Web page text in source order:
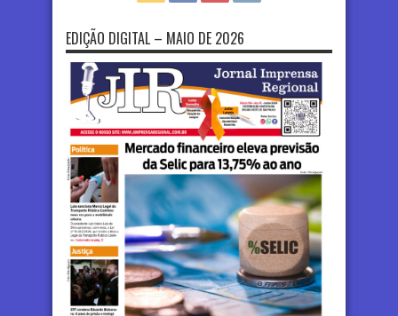
EDIÇÃO DIGITAL – MAIO DE 2026